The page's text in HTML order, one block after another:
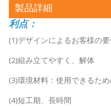
製品詳細
利点：
(1)デザインによるお客様の
(2)組み立てやすく、解体
(3)環境材料：使用できるた
(4)短工期、長時間